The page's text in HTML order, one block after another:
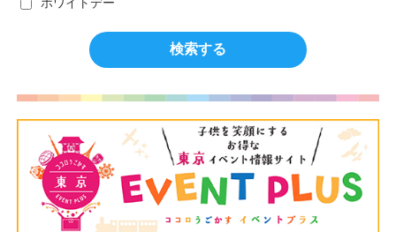
ホワイトデー